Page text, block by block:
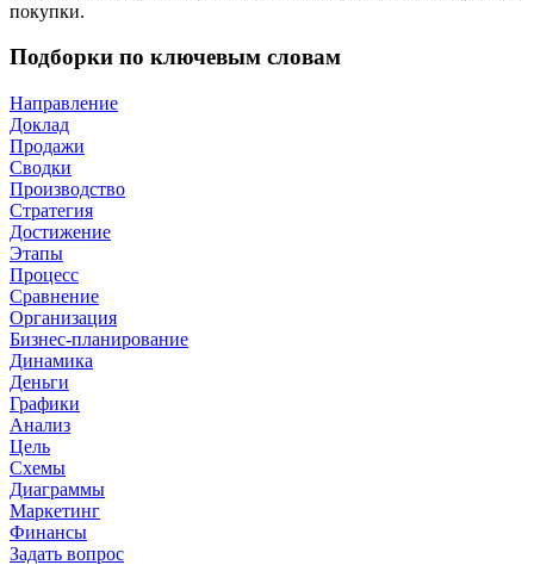
покупки.
Подборки по ключевым словам
Направление
Доклад
Продажи
Сводки
Производство
Стратегия
Достижение
Этапы
Процесс
Сравнение
Организация
Бизнес-планирование
Динамика
Деньги
Графики
Анализ
Цель
Схемы
Диаграммы
Маркетинг
Финансы
Задать вопрос